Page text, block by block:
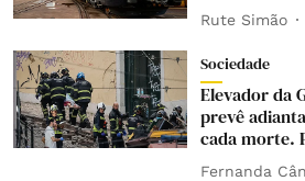
Rute Simão
Sociedade
Elevador da
prevê
cada morte.
Fernanda